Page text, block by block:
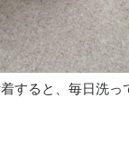
すると、毎日洗っ